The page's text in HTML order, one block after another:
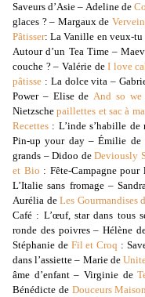
Saveurs d’Asie – Adeline de
glaces ? – Margaux de
Pâtisser: La Vanille en veux-
Autour d’un Tea Time –
couche ? – Valérie de I love
pâtisse : La dolce vita –
Power – Elise de And so we
Nietzsche paillettes et sac à
Recettes : L’inde s’habille de
Pin-up your day – Émilie de
grands – Didoo de Deviously
et Bio : Fête-Campagne
L’Italie sans fromage –
Aurélia de Les Gourmandises
Café : L’œuf, star dans tous
ronde des poivres – Hélène
Stéphanie de Fil et Croq :
dans l’assiette – Marie de
âme d’enfant – Virginie de
Bénédicte de Douceurs Maison